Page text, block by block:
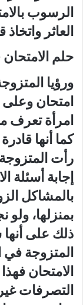
الرسوب
العاثر
حلم
ورؤيا
امتحان وعلى
امرأة تعرف
كما أنها
رأت
إجابة أسئلة
بالمشاكل
بمنزلها،
ذلك على
المتزوجة في
الامتحان
التصرفات